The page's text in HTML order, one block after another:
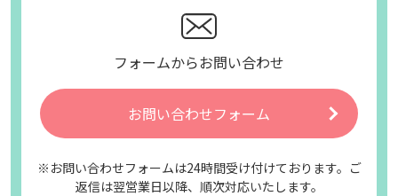
フォームからお問い合わせ
お問い合わせフォーム
※お問い合わせフォームは24時間受け付けております。ご
返信は翌営業日以降、順次対応いたします。